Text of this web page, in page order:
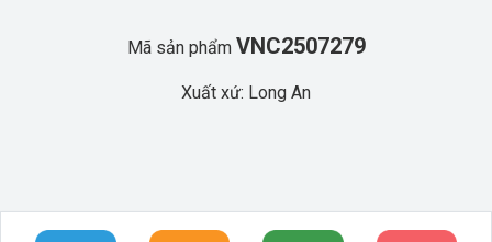
Mã sản phẩm VNC2507279
Xuất xứ: Long An